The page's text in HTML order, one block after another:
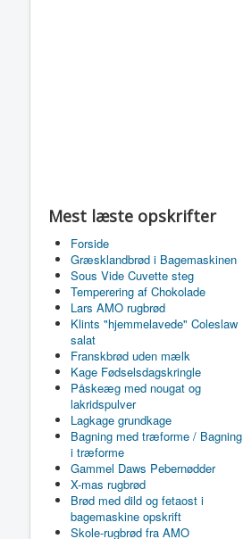
Mest læste opskrifter
Forside
Græsklandbrød i Bagemaskinen
Sous Vide Cuvette steg
Temperering af Chokolade
Lars AMO rugbrød
Klints "hjemmelavede" Coleslaw
salat
Franskbrød uden mælk
Kage Fødselsdagskringle
Påskeæg med nougat og
lakridspulver
Lagkage grundkage
Bagning med træforme / Bagning
i træforme
Gammel Daws Pebernødder
X-mas rugbrød
Brød med dild og fetaost i
bagemaskine opskrift
Skole-rugbrød fra AMO